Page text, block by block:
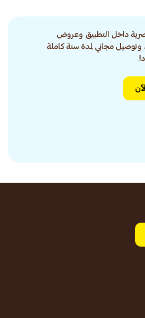
داخل التطبيق وعروض
مجاني لمدة سنة كاملة